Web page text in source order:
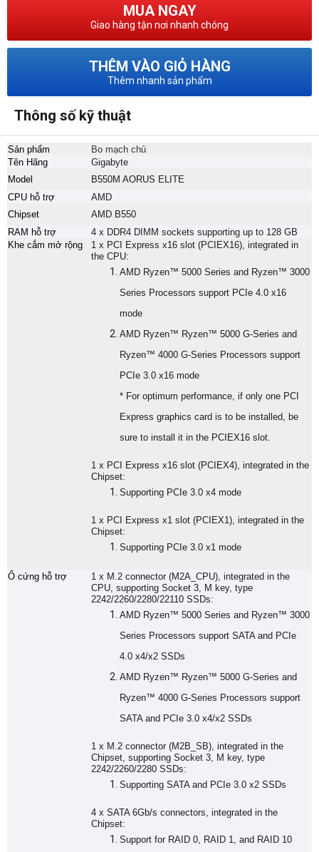
MUA NGAY
Giao hàng tận nơi nhanh chóng
THÊM VÀO GIỎ HÀNG
Thêm nhanh sản phẩm
Thông số kỹ thuật
Sản phẩm
Bo mạch chủ
Tên Hãng
Gigabyte
Model
B550M AORUS ELITE
CPU hỗ trợ
AMD
Chipset
AMD B550
RAM hỗ trợ
4 x DDR4 DIMM sockets supporting up to 128 GB
Khe cắm mở rộng
1 x PCI Express x16 slot (PCIEX16), integrated in
the CPU:
AMD Ryzen™ 5000 Series and Ryzen™ 3000
Series Processors support PCIe 4.0 x16
mode
AMD Ryzen™ Ryzen™ 5000 G-Series and
Ryzen™ 4000 G-Series Processors support
PCIe 3.0 x16 mode
* For optimum performance, if only one PCI
Express graphics card is to be installed, be
sure to install it in the PCIEX16 slot.
1 x PCI Express x16 slot (PCIEX4), integrated in the
Chipset:
Supporting PCIe 3.0 x4 mode
1 x PCI Express x1 slot (PCIEX1), integrated in the
Chipset:
Supporting PCIe 3.0 x1 mode
Ổ cứng hỗ trợ
1 x M.2 connector (M2A_CPU), integrated in the
CPU, supporting Socket 3, M key, type
2242/2260/2280/22110 SSDs:
AMD Ryzen™ 5000 Series and Ryzen™ 3000
Series Processors support SATA and PCIe
4.0 x4/x2 SSDs
AMD Ryzen™ Ryzen™ 5000 G-Series and
Ryzen™ 4000 G-Series Processors support
SATA and PCIe 3.0 x4/x2 SSDs
1 x M.2 connector (M2B_SB), integrated in the
Chipset, supporting Socket 3, M key, type
2242/2260/2280 SSDs:
Supporting SATA and PCIe 3.0 x2 SSDs
4 x SATA 6Gb/s connectors, integrated in the
Chipset:
Support for RAID 0, RAID 1, and RAID 10